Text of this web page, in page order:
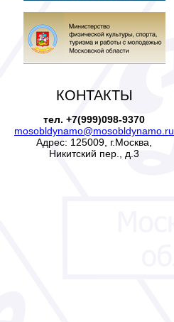
КОНТАКТЫ
тел. +7(999)098-9370
mosobldynamo@mosobldynamo.ru
Адрес: 125009, г.Москва,
Никитский пер., д.3